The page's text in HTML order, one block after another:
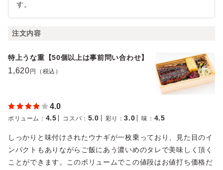
す。
注文内容
特上うな重【50個以上は事前問い合わせ】
1,620 円（税込）
4.0
ボリューム ： 4.5 コスパ ： 5.0 彩り ：3.0 味 ： 4.5
しっかりと味付けされたウナギが一枚乗っており、見た目のイ
ンパクトもありながらご飯にあう濃いめのタレで美味しく頂く
ことができます。このボリュームでこの値段はお値打ち価格だ